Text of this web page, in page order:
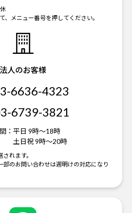
、メニュー番号を押してください。
法人のお客様
6636-4323
6739-3821
： 平日 9時～18時
土日祝 9時～20時
れます。
のお問い合わせは週明けの対応になり